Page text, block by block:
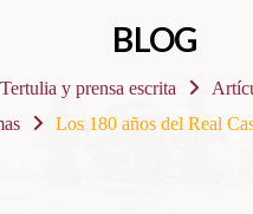
BLOG
Tertulia y prensa escrita
Los 180 años del Real